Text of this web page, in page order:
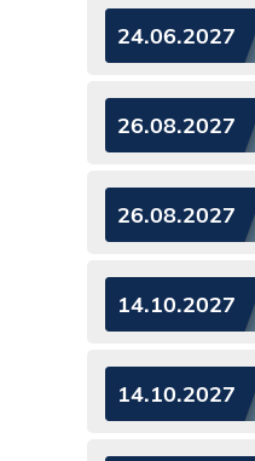
24.06.2027
26.08.2027
26.08.2027
14.10.2027
14.10.2027